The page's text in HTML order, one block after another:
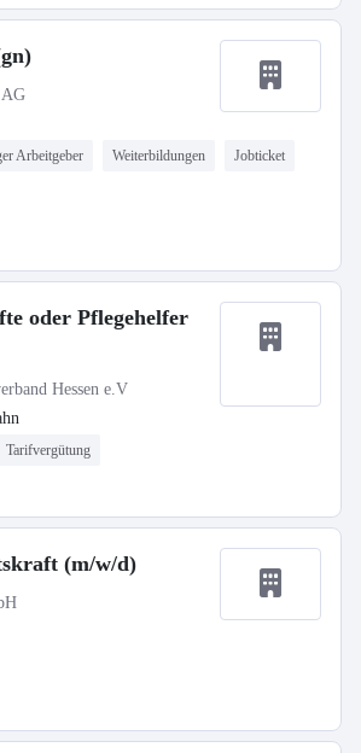
Arbeitgeber Weiterbildungen Jobticket
oder Pflegehelfer
Hessen e.V
Tarifvergütung
(m/w/d)